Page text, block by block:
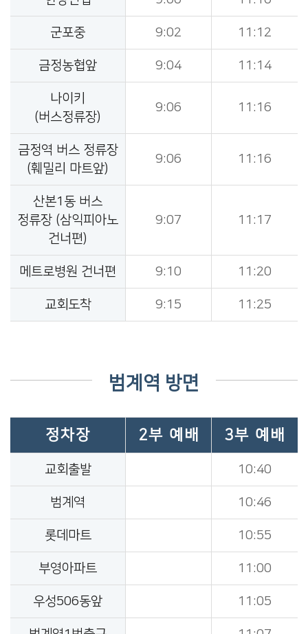
군포중 9:02 11:12
금정농협앞 9:04 11:14
나이키
(버스정류장)
9:06 11:16
금정역 버스 정류장
(훼밀리 마트앞)
9:06 11:16
산본1동 버스
정류장 (삼익피아노
건너편)
9:07 11:17
메트로병원 건너편 9:10 11:20
교회도착 9:15 11:25
범계역 방면
정차장 2부 예배 3부 예배
교회출발 10:40
범계역 10:46
롯데마트 10:55
부영아파트 11:00
우성506동앞 11:05